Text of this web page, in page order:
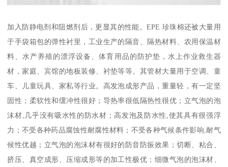
加入防静电剂和阻燃剂后，更显其的性能。EPE 珍珠棉还被大量用
于手袋箱包的弹性衬里，工业生产的隔音、隔热材料、农用保温材
料、水产养殖的漂浮设备、体育用品的防护垫，水上作业救生器
材，家庭、宾馆的地板装修、衬垫等等。其管材大量用于空调、童
车、儿童玩具、家私等行业。高发泡成形产品，重量轻，有一定坚
固性；柔软性和缓冲性很好；导热率很低隔热性很优；立气泡的泡
沫材,几乎没有吸水性的防水材；高发泡及防水性,使其具有很强浮
力；不受各种药品腐蚀性耐腐性材料；不受各种气候条件影响,耐气
候性优越；立气泡的泡沫材有很好的防音防振效果；切断、粘合、
挤压、真空成形、压缩成形等的加工性极优；细微气泡的泡沫材、